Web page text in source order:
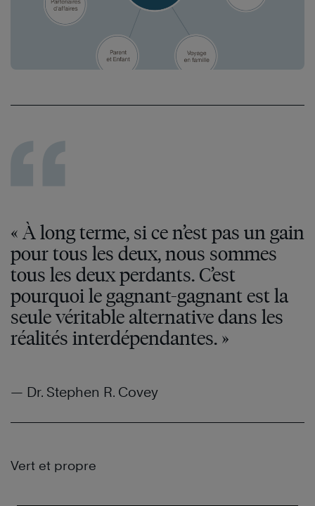
« À long terme, si ce n’est pas un gain
pour tous les deux, nous sommes
tous les deux perdants. C’est
pourquoi le gagnant-gagnant est la
seule véritable alternative dans les
réalités interdépendantes. »
— Dr. Stephen R. Covey
Vert et propre